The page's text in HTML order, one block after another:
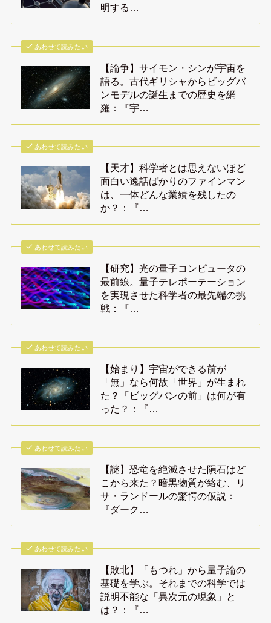
明する…
あわせて読みたい
【論争】サイモン・シンが宇宙を
語る。古代ギリシャからビッグバ
ンモデルの誕生までの歴史を網
羅：『宇…
あわせて読みたい
【天才】科学者とは思えないほど
面白い逸話ばかりのファインマン
は、一体どんな業績を残したの
か？：『…
あわせて読みたい
【研究】光の量子コンピュータの
最前線。量子テレポーテーション
を実現させた科学者の最先端の挑
戦：『…
あわせて読みたい
【始まり】宇宙ができる前が
「無」なら何故「世界」が生まれ
た？「ビッグバンの前」は何が有
った？：『…
あわせて読みたい
【謎】恐竜を絶滅させた隕石はど
こから来た？暗黒物質が絡む、リ
サ・ランドールの驚愕の仮説：
『ダーク…
あわせて読みたい
【敗北】「もつれ」から量子論の
基礎を学ぶ。それまでの科学では
説明不能な「異次元の現象」と
は？：『…